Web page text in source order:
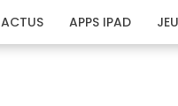
ACTUS APPS IPAD